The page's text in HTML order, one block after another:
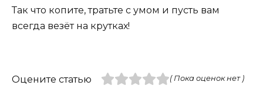
Так что копите, тратьте с умом и пусть вам
всегда везёт на крутках!
Оцените статью ( Пока оценок нет )